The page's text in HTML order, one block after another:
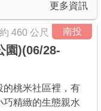
更多資訊
南投
約 460 公尺
園)(06/28-
的桃米社區裡，有
巧精緻的生態親水